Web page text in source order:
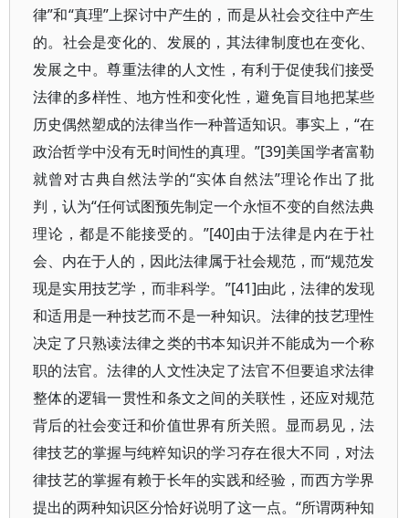
律”和“真理”上探讨中产生的，而是从社会交往中产生
的。社会是变化的、发展的，其法律制度也在变化、
发展之中。尊重法律的人文性，有利于促使我们接受
法律的多样性、地方性和变化性，避免盲目地把某些
历史偶然塑成的法律当作一种普适知识。事实上，“在
政治哲学中没有无时间性的真理。”[39]美国学者富勒
就曾对古典自然法学的“实体自然法”理论作出了批
判，认为“任何试图预先制定一个永恒不变的自然法典
理论，都是不能接受的。”[40]由于法律是内在于社
会、内在于人的，因此法律属于社会规范，而“规范发
现是实用技艺学，而非科学。”[41]由此，法律的发现
和适用是一种技艺而不是一种知识。法律的技艺理性
决定了只熟读法律之类的书本知识并不能成为一个称
职的法官。法律的人文性决定了法官不但要追求法律
整体的逻辑一贯性和条文之间的关联性，还应对规范
背后的社会变迁和价值世界有所关照。显而易见，法
律技艺的掌握与纯粹知识的学习存在很大不同，对法
律技艺的掌握有赖于长年的实践和经验，而西方学界
提出的两种知识区分恰好说明了这一点。“所谓两种知